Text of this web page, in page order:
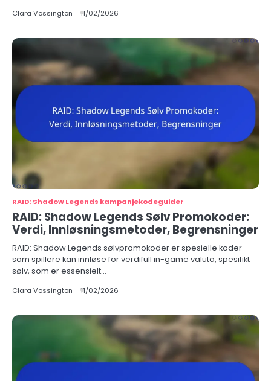
Clara Vossington 11/02/2026
RAID: Shadow Legends kampanjekodeguider
RAID: Shadow Legends Sølv Promokoder:
Verdi, Innløsningsmetoder, Begrensninger
RAID: Shadow Legends sølvpromokoder er spesielle koder
som spillere kan innløse for verdifull in-game valuta, spesifikt
sølv, som er essensielt…
Clara Vossington 11/02/2026